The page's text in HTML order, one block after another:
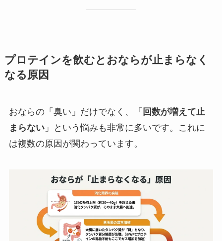
プロテインを飲むとおならが止まらなく
なる原因
おならの「臭い」だけでなく、「 回数が増えて止
まらない」という悩みも非常に多いです。これに
は複数の原因が関わっています。